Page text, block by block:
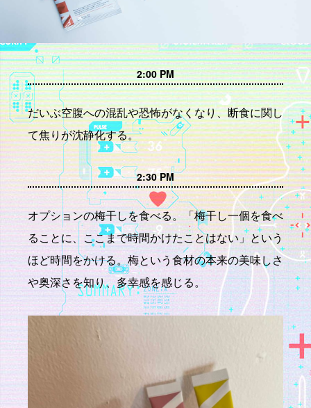
2:00 PM
だいぶ空腹への混乱や恐怖がなくなり、断食に関し
て焦りが沈静化する。
2:30 PM
オプションの梅干しを食べる。「梅干し一個を食べ
ることに、ここまで時間かけたことはない」という
ほど時間をかける。梅という食材の本来の美味しさ
や奥深さを知り、多幸感を感じる。